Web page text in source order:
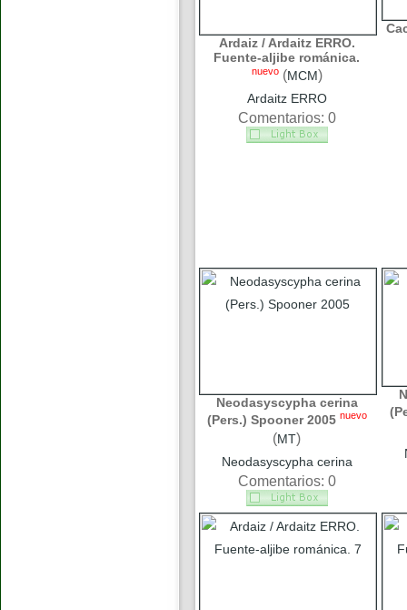
Ardaiz / Ardaitz ERRO.
Fuente-aljibe románica.
nuevo (MCM)
Ardaitz ERRO
Comentarios: 0
Neodasyscypha cerina
(Pers.) Spooner 2005 nuevo
(MT)
Neodasyscypha cerina
Comentarios: 0